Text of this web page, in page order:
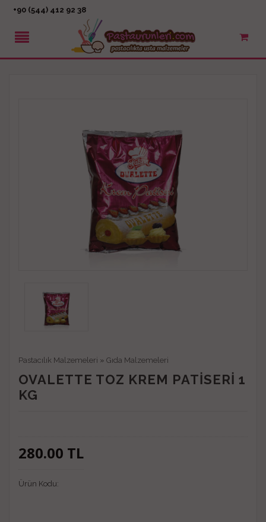
+90 (544) 412 92 38
Pastacılık Malzemeleri » Gıda Malzemeleri
OVALETTE TOZ KREM PATİSERİ 1
KG
280.00 TL
Ürün Kodu: